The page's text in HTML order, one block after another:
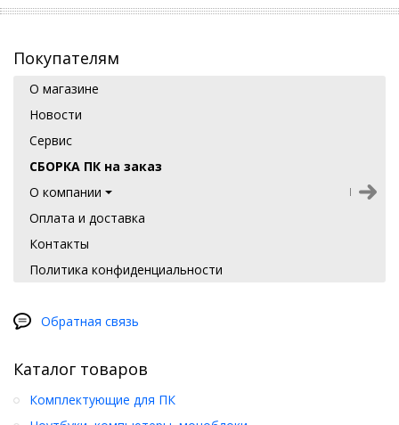
Покупателям
О магазине
Новости
Сервис
СБОРКА ПК на заказ
О компании
Оплата и доставка
Контакты
Политика конфиденциальности
Обратная связь
Каталог товаров
Комплектующие для ПК